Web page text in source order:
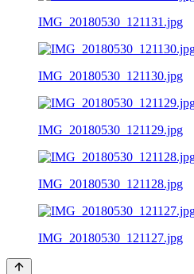
IMG_20180530_121131.jpg
IMG_20180530_121130.jpg
IMG_20180530_121129.jpg
IMG_20180530_121128.jpg
IMG_20180530_121127.jpg